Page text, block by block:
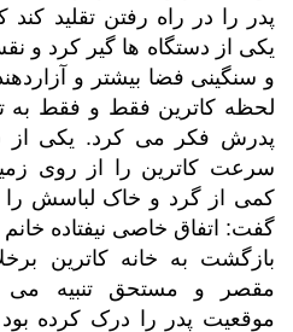
پدر را در راه رفتن تقلید
یکی از دستگاه ها گیر کرد
و سنگینی فضا بیشتر و
لحظه کاترین فقط و فقط به
پدرش فکر می کرد. یکی از
سرعت کاترین را از روی
کمی از گرد و خاک لباسش را
گفت: اتفاق خاصی نیفتاده
بازگشت به خانه کاترین
مقصر و مستحق تنبیه می
موقعیت پدر را درک کرده